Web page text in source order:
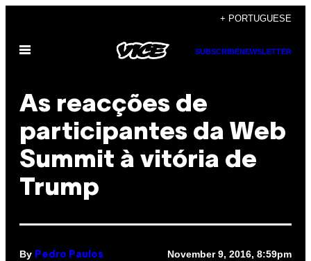
content
+ PORTUGUESE
Open
SUBSCRIBENEWSLETTER
As reacções de
participantes da Web
Summit à vitória de
Trump
By Pedro Paulos November 9, 2016, 8:59pm